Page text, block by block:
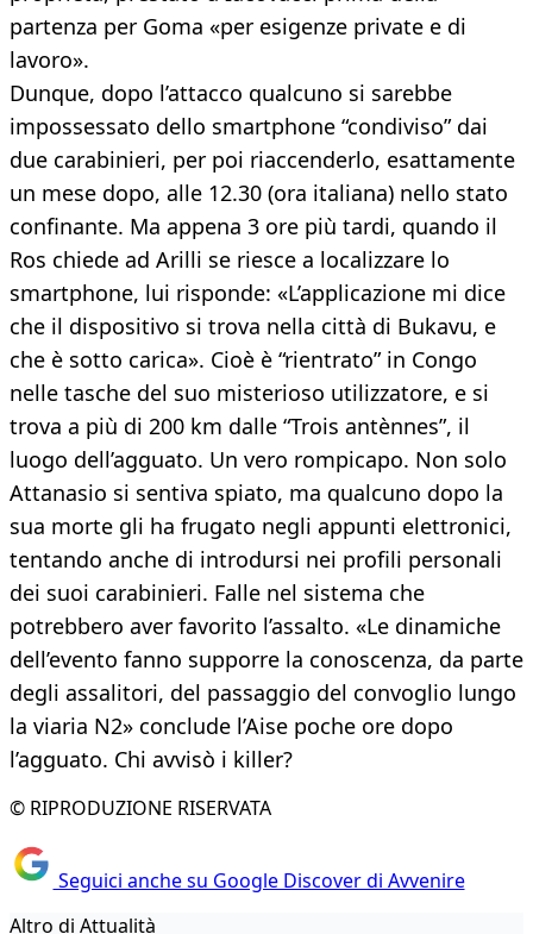
partenza per Goma «per esigenze private e di
lavoro».
Dunque, dopo l’attacco qualcuno si sarebbe
impossessato dello smartphone “condiviso” dai
due carabinieri, per poi riaccenderlo, esattamente
un mese dopo, alle 12.30 (ora italiana) nello stato
confinante. Ma appena 3 ore più tardi, quando il
Ros chiede ad Arilli se riesce a localizzare lo
smartphone, lui risponde: «L’applicazione mi dice
che il dispositivo si trova nella città di Bukavu, e
che è sotto carica». Cioè è “rientrato” in Congo
nelle tasche del suo misterioso utilizzatore, e si
trova a più di 200 km dalle “Trois antènnes”, il
luogo dell’agguato. Un vero rompicapo. Non solo
Attanasio si sentiva spiato, ma qualcuno dopo la
sua morte gli ha frugato negli appunti elettronici,
tentando anche di introdursi nei profili personali
dei suoi carabinieri. Falle nel sistema che
potrebbero aver favorito l’assalto. «Le dinamiche
dell’evento fanno supporre la conoscenza, da parte
degli assalitori, del passaggio del convoglio lungo
la viaria N2» conclude l’Aise poche ore dopo
l’agguato. Chi avvisò i killer?
© RIPRODUZIONE RISERVATA
Seguici anche su Google Discover di Avvenire
Altro di Attualità